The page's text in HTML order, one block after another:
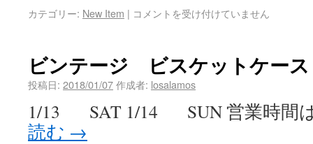
カテゴリー: New Item | コメントを受け付けていません
ビンテージ ビスケットケース
投稿日: 2018/01/07作成者: losalamos
1/13 SAT 1/14 SUN 営業時間
読む →